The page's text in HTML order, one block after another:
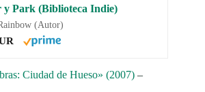
y Park (Biblioteca Indie)
(Autor)
Ciudad de Hueso» (2007) –